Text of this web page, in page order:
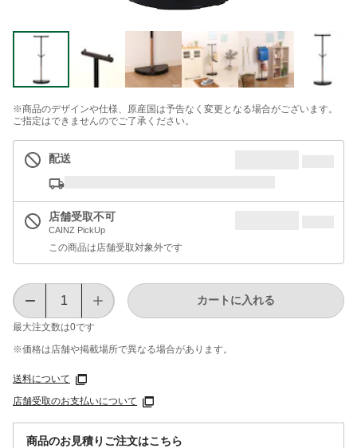
※商品のデザインや仕様、原産国は予告なく変更となる場合がございます。
ご指定はできませんのでご了承ください。
配送
店舗受取不可
CAINZ PickUp
この商品は店舗受取対象外です
最大注文数は0です
カートに入れる
※価格は​店舗や​掲載場所で​異なる​場合が​あります。
送料について
店舗受取のお支払いについて
商品のお見積りご注文はこちら